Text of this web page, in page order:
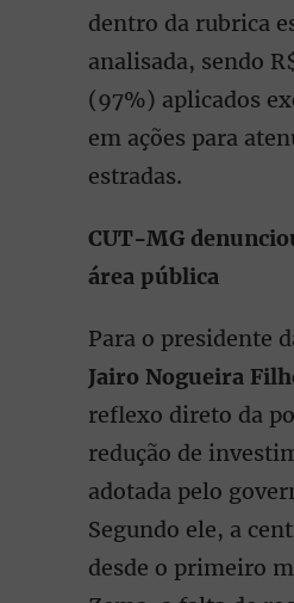
dentro da rubrica
analisada, sendo
(97%) aplicados
em ações para
estradas.
CUT-MG
área pública
Para o presidente
Jairo Nogueira
reflexo direto da
redução de
adotada pelo
Segundo ele, a
desde o primeiro